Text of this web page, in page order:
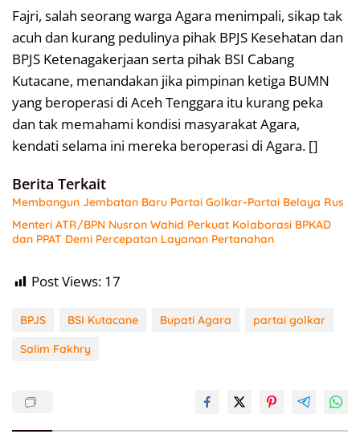
Fajri, salah seorang warga Agara menimpali, sikap tak
acuh dan kurang pedulinya pihak BPJS Kesehatan dan
BPJS Ketenagakerjaan serta pihak BSI Cabang
Kutacane, menandakan jika pimpinan ketiga BUMN
yang beroperasi di Aceh Tenggara itu kurang peka
dan tak memahami kondisi masyarakat Agara,
kendati selama ini mereka beroperasi di Agara. []
Berita Terkait
Membangun Jembatan Baru Partai Golkar-Partai Belaya Rus
Menteri ATR/BPN Nusron Wahid Perkuat Kolaborasi BPKAD
dan PPAT Demi Percepatan Layanan Pertanahan
Post Views: 17
BPJS BSI Kutacane Bupati Agara
partai golkar
Salim Fakhry